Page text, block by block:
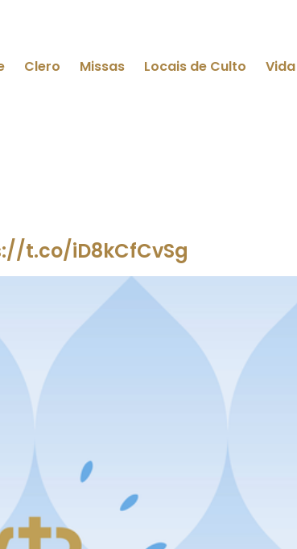
Clero Missas Locais de Culto
t.co/iD8kCfCvSg